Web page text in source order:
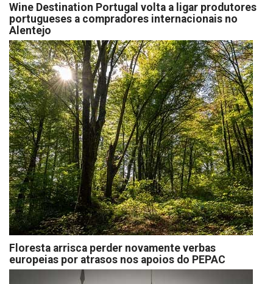
Wine Destination Portugal volta a ligar produtores
portugueses a compradores internacionais no
Alentejo
Floresta arrisca perder novamente verbas
europeias por atrasos nos apoios do PEPAC